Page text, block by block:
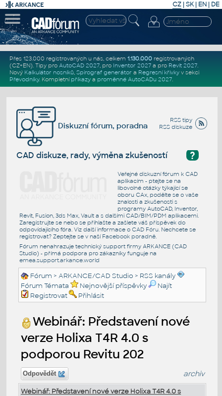
CZ | SK| EN | DE
Přes 123.000 registrovaných u nás, celkem 1.130.000registrovaných
(CZ+EN). Tipy pro AutoCAD 2027, pro Inventor 2027a pro Revit 2027.
Nový Kalkulátor nosníků, Spirograf generátor a Regresní křivkyv sekci
Převodníky. Kompletní příkazya proměnné AutoCADu 2027.
RSS tipy
RSS diskuze
Diskuzní fórum, poradna
?
CAD diskuze, rady, výměna zkušeností
Veřejné diskuzní fórum k CAD
aplikacím - ptejte se na
libovolné otázky týkající se
oboru CAx, podělte se o vaše
znalosti a zkušenosti s
programy AutoCAD, Inventor,
Revit, Fusion, 3ds Max, Vault a s dalšími CAD/BIM/PDM aplikacemi.
Zaregistrujte se nebo se přihlašte a zašlete váš příspěvek do
odpovídajícího fóra. Viz další informace o CAD Fóru. Nechcete se
registrovat? Zeptejte se v naší Facebook poradně.
Fórum nenahrazuje technický support firmy ARKANCE (CAD
Studio) - přímá podpora pro zákazníky funguje na
emea.support.arkance.world
Fórum >ARKANCE/CAD Studio > RSS kanály
Fórum Témata
Nejnovější příspěvky
Najít
Registrovat
Přihlásit
Webinář: Představení nové
verze Holixa T4R 4.0 s
podporou Revitu 202
Odpovědět archiv
Webinář: Představení nové verze Holixa T4R 4.0 s